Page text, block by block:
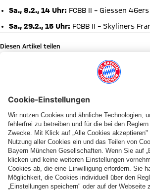
Sa., 8.2., 14 Uhr: FCBB II – Giessen
Sa., 29.2., 15 Uhr: FCBB II – Skyliners
Diesen Artikel teilen
WEITERE NEWS
NEWS
Der
FC
Bayern
stellt
BUNDESLIGA
Zum
BBL-
Start
zwei
PRESEASON
Teampräsentation
der
Bayern
mit
KADERUPDATE
Miles
&
More
bis
PROB
Leverkusen
neu
im
ProB-
YOUTUBE
Tobias
&
Johannes
DIE
PARTNER